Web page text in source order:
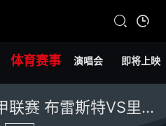
体育赛事 演唱会 即将上映
法甲联赛 布雷斯特VS里尔 20250511